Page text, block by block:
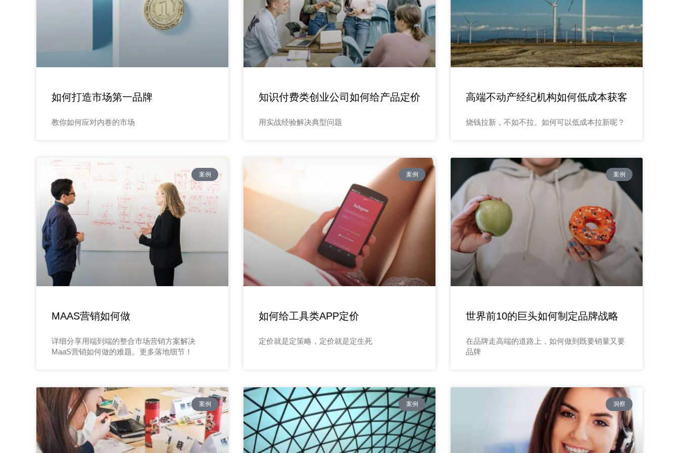
如何打造市场第一品牌
教你如何应对内卷的市场
知识付费类创业公司如何给产品定价
用实战经验解决典型问题
高端不动产经纪机构如何低成本获客
烧钱拉新，不如不拉。如何可以低成本拉新呢？
案例
MAAS营销如何做
详细分享用端到端的整合市场营销方案解决
MaaS营销如何做的难题。更多落地细节！
案例
如何给工具类APP定价
定价就是定策略，定价就是定生死
案例
世界前10的巨头如何制定品牌战略
在品牌走高端的道路上，如何做到既要销量又要
品牌
案例 案例 洞察